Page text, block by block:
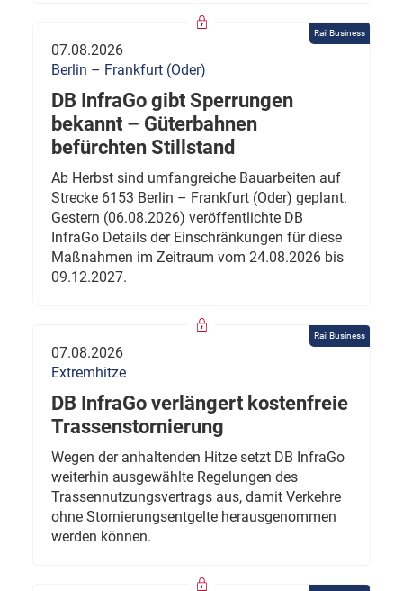
Rail Business
07.08.2026
Berlin – Frankfurt (Oder)
DB InfraGo gibt Sperrungen
bekannt – Güterbahnen
befürchten Stillstand
Ab Herbst sind umfangreiche Bauarbeiten auf
Strecke 6153 Berlin – Frankfurt (Oder) geplant.
Gestern (06.08.2026) veröffentlichte DB
InfraGo Details der Einschränkungen für diese
Maßnahmen im Zeitraum vom 24.08.2026 bis
09.12.2027.
Rail Business
07.08.2026
Extremhitze
DB InfraGo verlängert kostenfreie
Trassenstornierung
Wegen der anhaltenden Hitze setzt DB InfraGo
weiterhin ausgewählte Regelungen des
Trassennutzungsvertrags aus, damit Verkehre
ohne Stornierungsentgelte herausgenommen
werden können.